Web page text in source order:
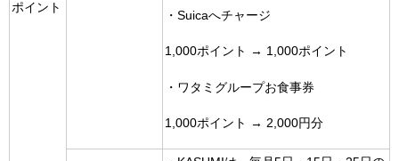
ポイント
・Suicaへチャージ
1,000ポイント → 1,000ポイント
・ワタミグループお食事券
1,000ポイント → 2,000円分